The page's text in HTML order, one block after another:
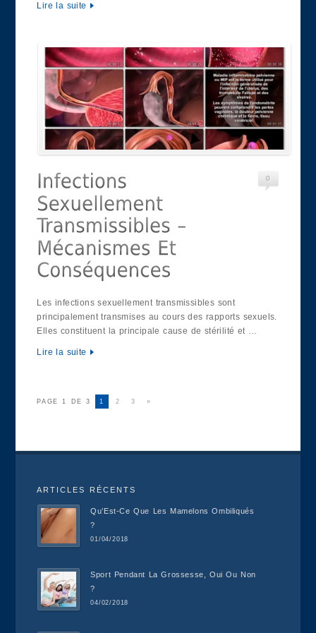
Lire la suite
0
Les infections sexuellement transmissibles sont
principalement transmises au cours des rapports sexuels.
Elles constituent la principale cause de stérilité et …
Lire la suite
PAGE 1 DE 3 1 2 3 »
ARTICLES RÉCENTS
Qu’Est-Ce Que Les Mamelons Ombiliqués
?
01/04/2018
Sport Pendant La Grossesse, Oui Ou Non
?
04/02/2018